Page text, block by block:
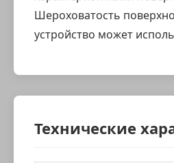
Шероховатость
устройство может
Технические